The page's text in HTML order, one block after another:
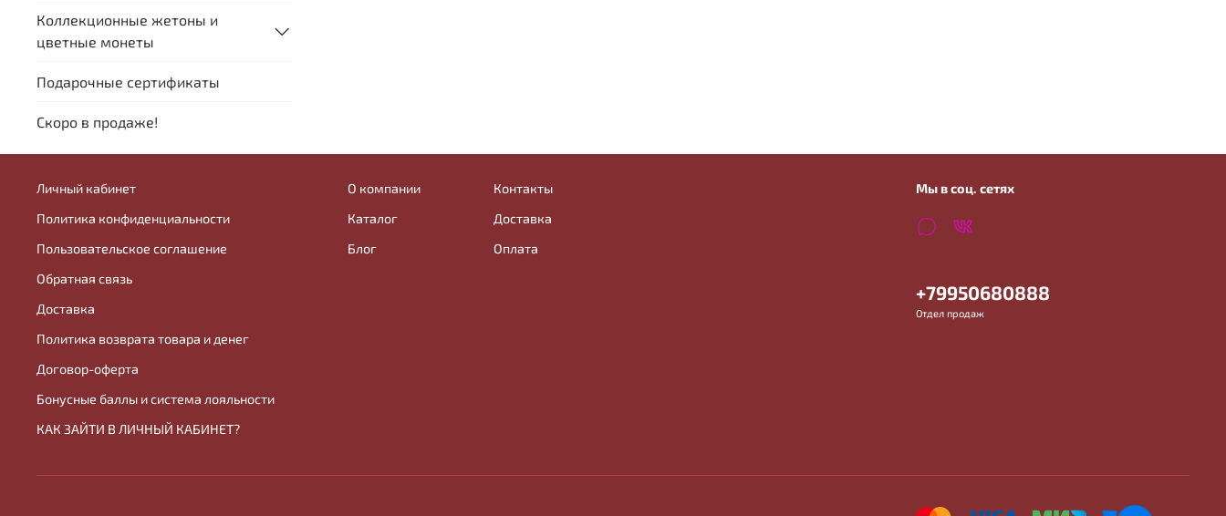
Коллекционные жетоны и
цветные монеты
Подарочные сертификаты
Скоро в продаже!
Личный кабинет
Политика конфиденциальности
Пользовательское соглашение
Обратная связь
Доставка
Политика возврата товара и денег
Договор-оферта
Бонусные баллы и система лояльности
КАК ЗАЙТИ В ЛИЧНЫЙ КАБИНЕТ?
О компании
Каталог
Блог
Контакты
Доставка
Оплата
Мы в соц. сетях
+79950680888
Отдел продаж